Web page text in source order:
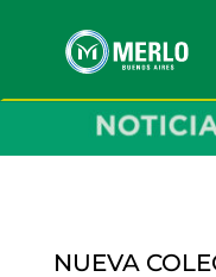
NUEVA